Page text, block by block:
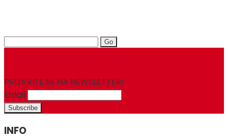
Search
PRIJAVITE SE NA NEWSLETTER!
Email
INFO